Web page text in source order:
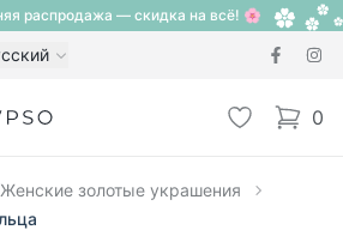
распродажа — скидка на всё! 🌸
Избранное
0
items
Женские золотые украшения